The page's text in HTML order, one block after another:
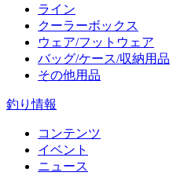
ライン
クーラーボックス
ウェア/フットウェア
バッグ/ケース/収納用品
その他用品
釣り情報
コンテンツ
イベント
ニュース